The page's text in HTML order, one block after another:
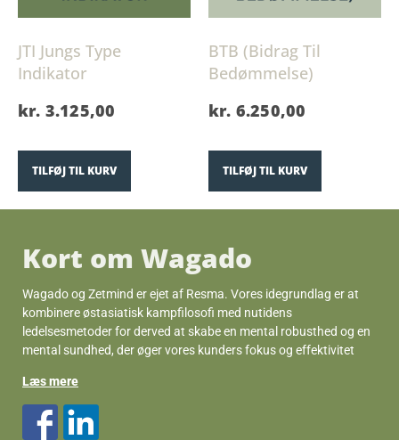
JTI Jungs Type
Indikator
kr. 3.125,00
TILFØJ TIL KURV
BTB (Bidrag Til
Bedømmelse)
kr. 6.250,00
TILFØJ TIL KURV
Kort om Wagado
Wagado og Zetmind er ejet af Resma. Vores idegrundlag er at
kombinere østasiatisk kampfilosofi med nutidens
ledelsesmetoder for derved at skabe en mental robusthed og en
mental sundhed, der øger vores kunders fokus og effektivitet
Læs mere